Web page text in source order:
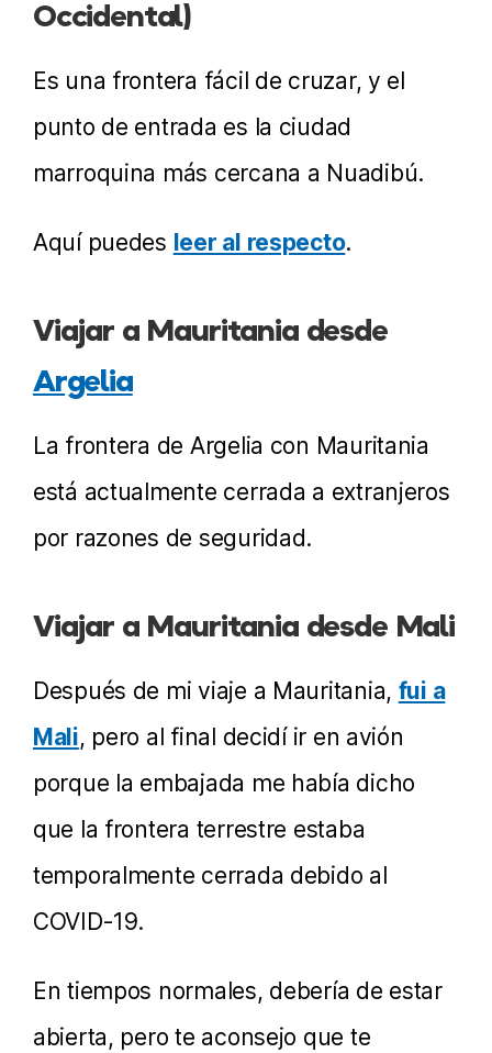
Occidental)
Es una frontera fácil de cruzar, y el
punto de entrada es la ciudad
marroquina más cercana a Nuadibú.
Aquí puedes leer al respecto.
Viajar a Mauritania desde
Argelia
La frontera de Argelia con Mauritania
está actualmente cerrada a extranjeros
por razones de seguridad.
Viajar a Mauritania desde Mali
Después de mi viaje a Mauritania, fui a
Mali, pero al final decidí ir en avión
porque la embajada me había dicho
que la frontera terrestre estaba
temporalmente cerrada debido al
COVID-19.
En tiempos normales, debería de estar
abierta, pero te aconsejo que te